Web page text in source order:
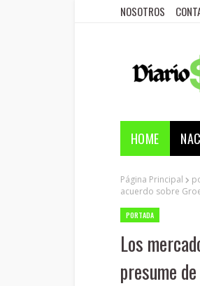
NOSOTROS
HOME
Página Principal
acuerdo sobre
PORTADA
Los
presume